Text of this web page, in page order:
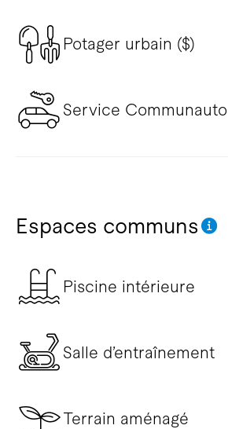
Potager urbain ($)
Service Communauto
Espaces communs
Piscine intérieure
Salle d’entraînement
Terrain aménagé